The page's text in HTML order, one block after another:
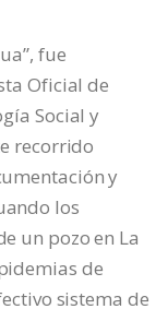
fue
Oficial de
Social y
recorrido
y
los
un pozo en La
de
sistema de